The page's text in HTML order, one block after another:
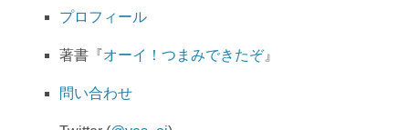
プロフィール
著書『オーイ！つまみできたぞ』
問い合わせ